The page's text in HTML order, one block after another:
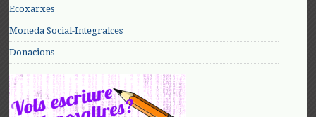
Ecoxarxes
Moneda Social-Integralces
Donacions